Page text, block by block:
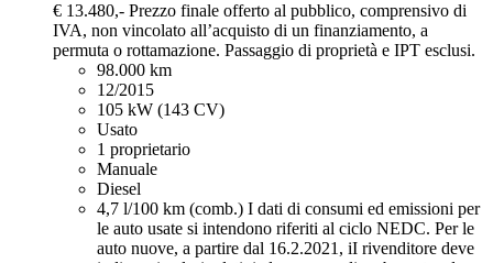
€ 13.480,- Prezzo finale offerto al pubblico, comprensivo di
IVA, non vincolato all’acquisto di un finanziamento, a
permuta o rottamazione. Passaggio di proprietà e IPT esclusi.
98.000 km
12/2015
105 kW (143 CV)
Usato
1 proprietario
Manuale
Diesel
4,7 l/100 km (comb.) I dati di consumi ed emissioni per
le auto usate si intendono riferiti al ciclo NEDC. Per le
auto nuove, a partire dal 16.2.2021, iI rivenditore deve